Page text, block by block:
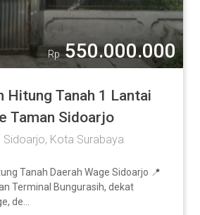
Rp 550.000.000
Hitung Tanah 1 Lantai
Taman Sidoarjo
Sidoarjo, Kota Surabaya
Tanah Daerah Wage Sidoarjo 📍
Terminal Bungurasih, dekat
de...